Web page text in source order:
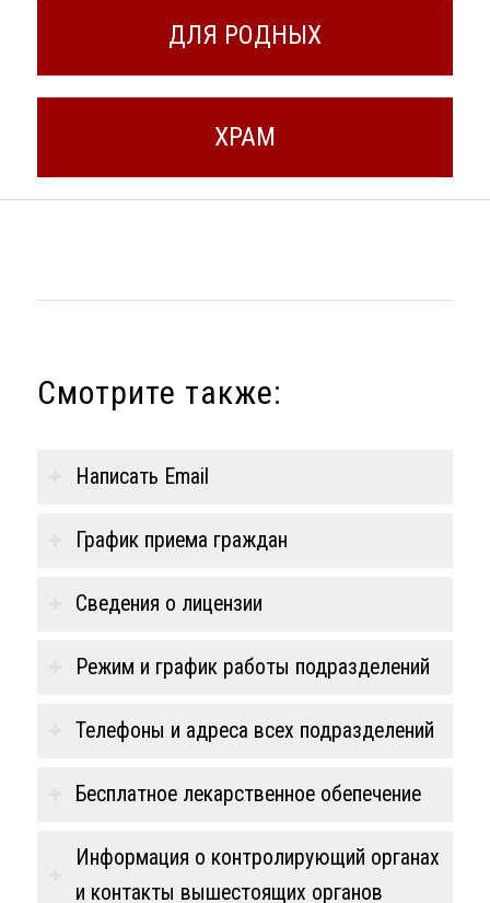
ДЛЯ РОДНЫХ
ХРАМ
Смотрите также:
Написать Email
График приема граждан
Сведения о лицензии
Режим и график работы подразделений
Телефоны и адреса всех подразделений
Бесплатное лекарственное обепечение
⁠Информация о контролирующий органах
и контакты вышестоящих органов